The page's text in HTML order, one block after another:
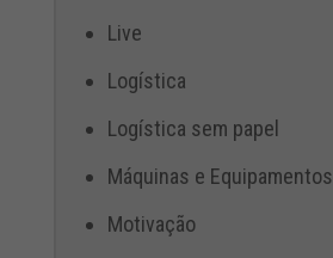
Live
Logística
Logística sem papel
Máquinas e Equipamentos
Motivação